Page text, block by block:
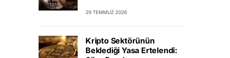
29 TEMMUZ 2026
Kripto Sektörünün
Beklediği Yasa Ertelendi: